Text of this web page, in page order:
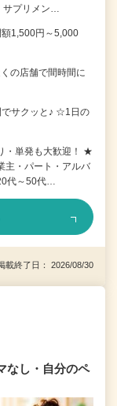
プリメン…
1,500円～5,000
の店舗で間時間に
でサクッと♪ ☆1日の
・単発も大歓迎！ ★
主・パート・アルバ
代～50代…
終了日： 2026/08/30
なし・自分のペ